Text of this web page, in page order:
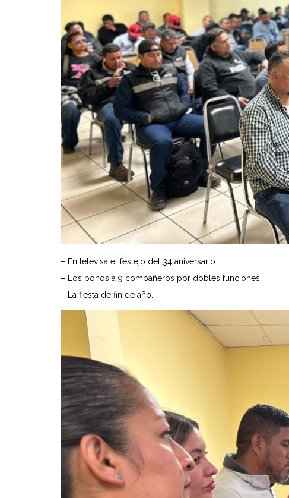
– En televisa el festejo del 34 aniversario.
– Los bonos a 9 compañeros por dobles funciones.
– La fiesta de fin de año.